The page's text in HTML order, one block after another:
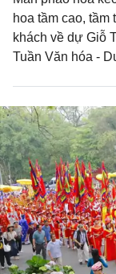
hoa tầm cao,
khách về dự Giỗ
Tuần Văn hóa -